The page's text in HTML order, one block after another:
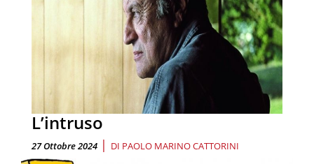
L’intruso
27 Ottobre 2024 | DI PAOLO MARINO CATTORINI